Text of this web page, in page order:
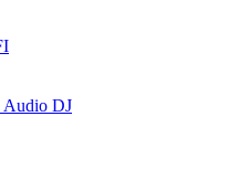
Audio DJ